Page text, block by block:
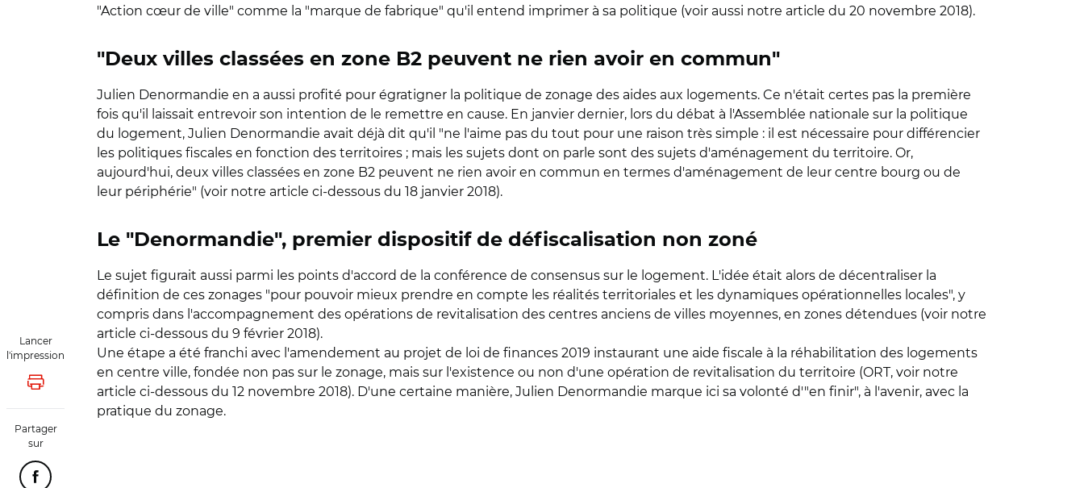
Lancer
l'impression
Lancer l'impression
Partager
sur
Partager cette page sur Facebook
"Action cœur de ville" comme la "marque de fabrique" qu'il entend imprimer à sa politique (voir aussi notre article du 20 novembre 2018).
"Deux villes classées en zone B2 peuvent ne rien avoir en commun"
Julien Denormandie en a aussi profité pour égratigner la politique de zonage des aides aux logements. Ce n'était certes pas la première
fois qu'il laissait entrevoir son intention de le remettre en cause. En janvier dernier, lors du débat à l'Assemblée nationale sur la politique
du logement, Julien Denormandie avait déjà dit qu'il "ne l'aime pas du tout pour une raison très simple : il est nécessaire pour différencier
les politiques fiscales en fonction des territoires ; mais les sujets dont on parle sont des sujets d'aménagement du territoire. Or,
aujourd'hui, deux villes classées en zone B2 peuvent ne rien avoir en commun en termes d'aménagement de leur centre bourg ou de
leur périphérie" (voir notre article ci-dessous du 18 janvier 2018).
Le "Denormandie", premier dispositif de défiscalisation non zoné
Le sujet figurait aussi parmi les points d'accord de la conférence de consensus sur le logement. L'idée était alors de décentraliser la
définition de ces zonages "pour pouvoir mieux prendre en compte les réalités territoriales et les dynamiques opérationnelles locales", y
compris dans l'accompagnement des opérations de revitalisation des centres anciens de villes moyennes, en zones détendues (voir notre
article ci-dessous du 9 février 2018).
Une étape a été franchi avec l'amendement au projet de loi de finances 2019 instaurant une aide fiscale à la réhabilitation des logements
en centre ville, fondée non pas sur le zonage, mais sur l'existence ou non d'une opération de revitalisation du territoire (ORT, voir notre
article ci-dessous du 12 novembre 2018). D'une certaine manière, Julien Denormandie marque ici sa volonté d'"en finir", à l'avenir, avec la
pratique du zonage.